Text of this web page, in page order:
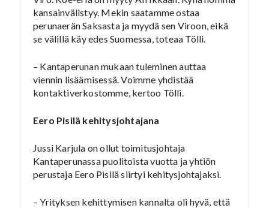
kansainvälistyy. Mekin saatamme ostaa
perunaerän Saksasta ja myydä sen Viroon, eikä
se välillä käy edes Suomessa, toteaa Tölli.
– Kantaperunan mukaan tuleminen auttaa
viennin lisäämisessä. Voimme yhdistää
kontaktiverkostomme, kertoo Tölli.
Eero Pisilä kehitysjohtajana
Jussi Karjula on ollut toimitusjohtaja
Kantaperunassa puolitoista vuotta ja yhtiön
perustaja Eero Pisilä siirtyi kehitysjohtajaksi.
– Yrityksen kehittymisen kannalta oli hyvä, että